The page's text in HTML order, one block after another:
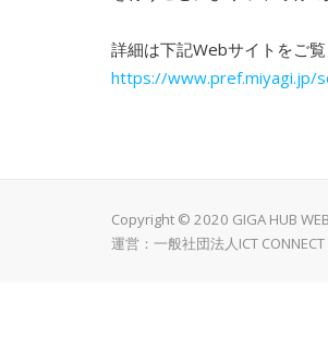
詳細は下記Webサイトをご覧
https://www.pref.miyagi.jp/
Copyright © 2020 GIGA HUB WEB
運営：一般社団法人ICT